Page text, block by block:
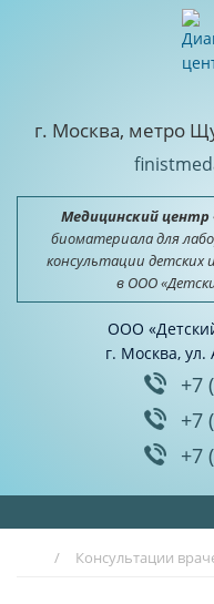
г. Москва, метро
Медицинский
биоматериала для
консультации
в ООО
ООО
г. Москва,
+7
+7
+7
/ Консультации